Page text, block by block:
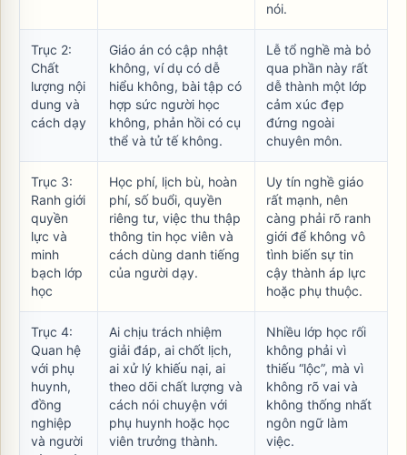
nói.
Trục 2:
Chất
lượng nội
dung và
cách dạy
Giáo án có cập nhật
không, ví dụ có dễ
hiểu không, bài tập có
hợp sức người học
không, phản hồi có cụ
thể và tử tế không.
Lễ tổ nghề mà bỏ
qua phần này rất
dễ thành một lớp
cảm xúc đẹp
đứng ngoài
chuyên môn.
Trục 3:
Ranh giới
quyền
lực và
minh
bạch lớp
học
Học phí, lịch bù, hoàn
phí, số buổi, quyền
riêng tư, việc thu thập
thông tin học viên và
cách dùng danh tiếng
của người dạy.
Uy tín nghề giáo
rất mạnh, nên
càng phải rõ ranh
giới để không vô
tình biến sự tin
cậy thành áp lực
hoặc phụ thuộc.
Trục 4:
Quan hệ
với phụ
huynh,
đồng
nghiệp
và người
Ai chịu trách nhiệm
giải đáp, ai chốt lịch,
ai xử lý khiếu nại, ai
theo dõi chất lượng và
cách nói chuyện với
phụ huynh hoặc học
viên trưởng thành.
Nhiều lớp học rối
không phải vì
thiếu “lộc”, mà vì
không rõ vai và
không thống nhất
ngôn ngữ làm
việc.